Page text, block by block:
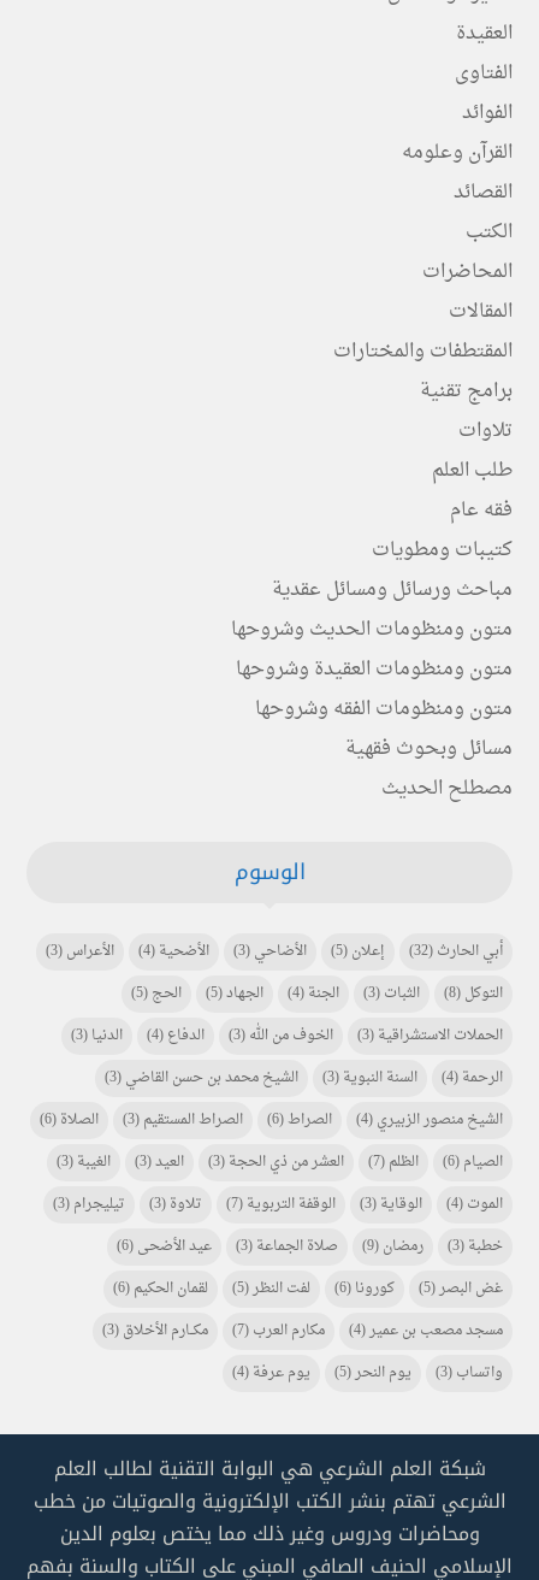
العقيدة
الفتاوى
الفوائد
القرآن وعلومه
القصائد
الكتب
المحاضرات
المقالات
المقتطفات والمختارات
برامج تقنية
تلاوات
طلب العلم
فقه عام
كتيبات ومطويات
مباحث ورسائل ومسائل عقدية
متون ومنظومات الحديث وشروحها
متون ومنظومات العقيدة وشروحها
متون ومنظومات الفقه وشروحها
مسائل وبحوث فقهية
مصطلح الحديث
الوسوم
أبي الحارث(32) إعلان(5) الأضاحي(3) الأضحية(4) الأعراس(3)
التوكل(8) الثبات(3) الجنة(4) الجهاد(5) الحج(5)
الحملات الاستشراقية(3) الخوف من الله(3) الدفاع(4) الدنيا(3)
الرحمة(4) السنة النبوية(3) الشيخ محمد بن حسن القاضي(3)
الشيخ منصور الزبيري(4) الصراط(6) الصراط المستقيم(3) الصلاة(6)
الصيام(6) الظلم(7) العشر من ذي الحجة(3) العيد(3) الغيبة(3)
الموت(4) الوقاية(3) الوقفة التربوية(7) تلاوة(3) تيليجرام(3)
خطبة(3) رمضان(9) صلاة الجماعة(3) عيد الأضحى(6)
غض البصر(5) كورونا(6) لفت النظر(5) لقمان الحكيم(6)
مسجد مصعب بن عمير(4) مكارم العرب(7) مكـــارم الأخلاق(3)
واتساب(3) يوم النحر(5) يوم عرفة(4)
شبكة العلم الشرعي هي البوابة التقنية لطالب العلم
الشرعي تهتم بنشر الكتب الإلكترونية والصوتيات من خطب
ومحاضرات ودروس وغير ذلك مما يختص بعلوم الدين
الإسلامي الحنيف الصافي المبني على الكتاب والسنة بفهم